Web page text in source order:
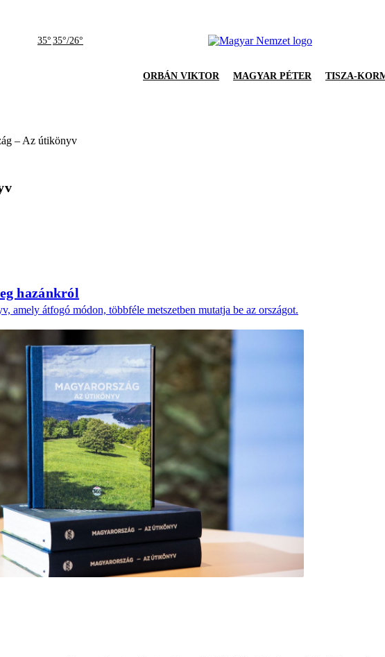
35° 35°/26°
ORBÁN VIKTOR MAGYAR PÉTER TISZA-
– Az útikönyv
hazánkról
amely átfogó módon, többféle metszetben mutatja be az országot.